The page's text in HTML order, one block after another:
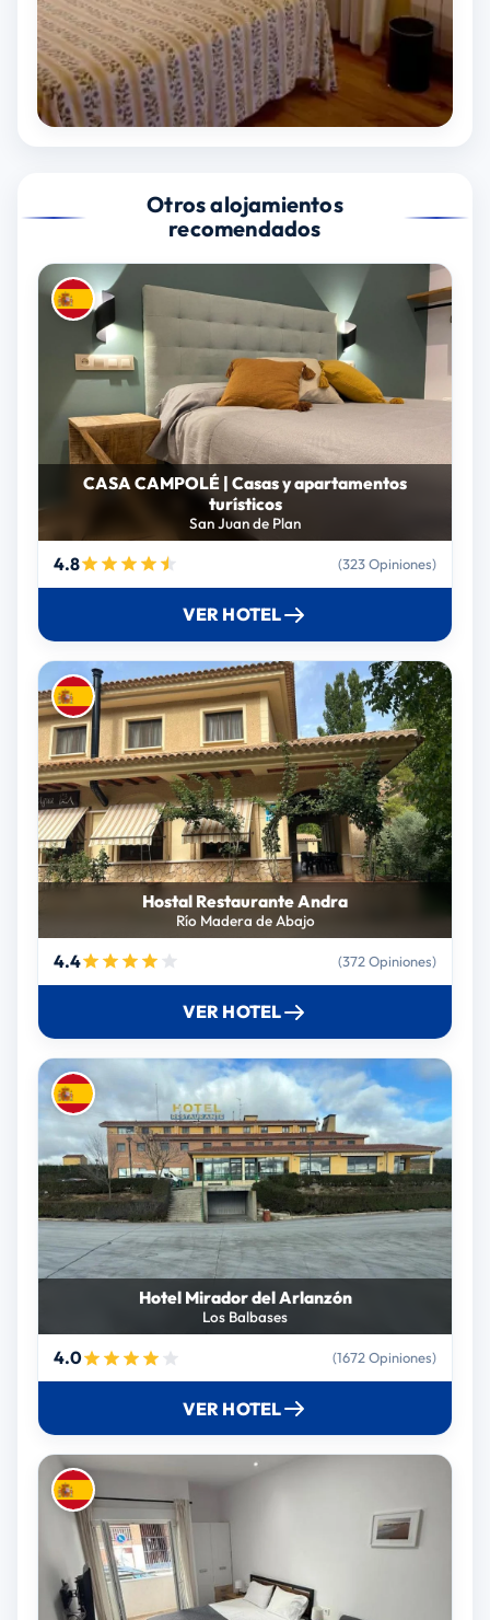
Otros alojamientos
recomendados
CASA CAMPOLÉ | Casas y apartamentos
turísticos
San Juan de Plan
4.8 (323 Opiniones)
VER HOTEL
Hostal Restaurante Andra
Río Madera de Abajo
4.4 (372 Opiniones)
VER HOTEL
Hotel Mirador del Arlanzón
Los Balbases
4.0 (1672 Opiniones)
VER HOTEL